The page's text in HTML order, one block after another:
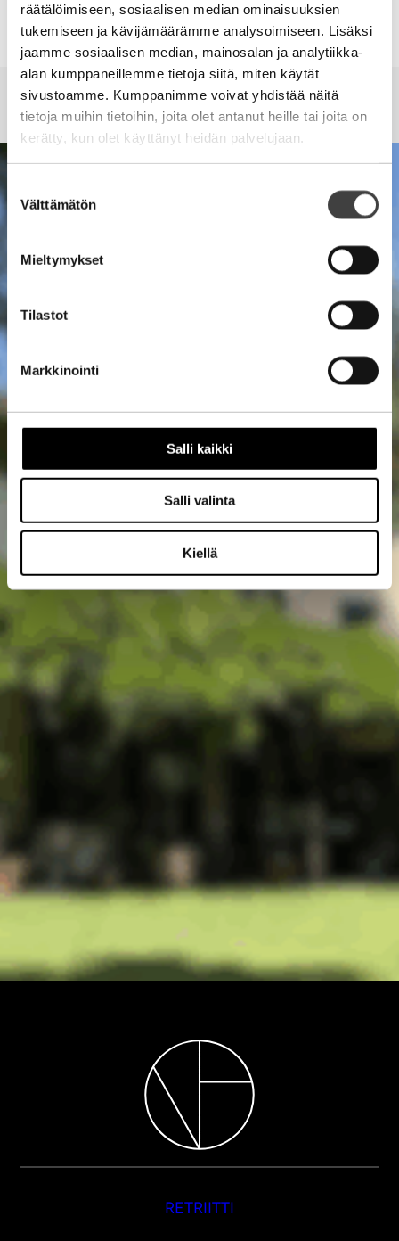
räätälöimiseen, sosiaalisen median ominaisuuksien
tukemiseen ja kävijämäärämme analysoimiseen. Lisäksi
jaamme sosiaalisen median, mainosalan ja analytiikka-
alan kumppaneillemme tietoja siitä, miten käytät
sivustoamme. Kumppanimme voivat yhdistää näitä
tietoja muihin tietoihin, joita olet antanut heille tai joita on
kerätty, kun olet käyttänyt heidän palvelujaan.
valinta
Välttämätön
Mieltymykset
Tilastot
Markkinointi
Salli kaikki
Salli valinta
Kiellä
Alternative:
Lue lisää
#NANOBLOGI
#NANOBLOGI
#NANOBLOGI
RETRIITTI